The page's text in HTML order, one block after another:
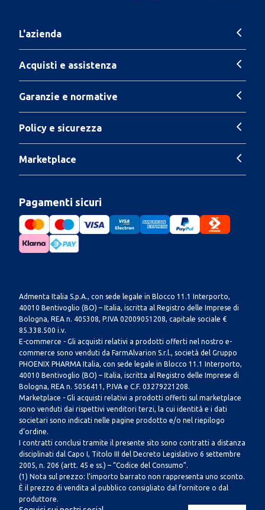
L'azienda
Acquisti e assistenza
Garanzie e normative
Policy e sicurezza
Marketplace
Pagamenti sicuri
Admenta Italia S.p.A., con sede legale in Blocco 11.1 Interporto,
40010 Bentivoglio (BO) – Italia, iscritta al Registro delle Imprese di
Bologna, REA n. 405308, P.IVA 02009051208, capitale sociale €
85.338.500 i.v.
E-commerce - Gli acquisti relativi a prodotti offerti nel nostro e-
commerce sono venduti da FarmAlvarion S.r.l., società del Gruppo
PHOENIX PHARMA Italia, con sede legale in Blocco 11.1 Interporto,
40010 Bentivoglio (BO) – Italia, iscritta al Registro delle Imprese di
Bologna, REA n. 5056411, P.IVA e C.F. 03279221208.
Marketplace - Gli acquisti relativi a prodotti offerti sul marketplace
sono venduti dai rispettivi venditori terzi, la cui identità e i dati
societari sono indicati nelle pagine prodotto e/o nel riepilogo
d’ordine.
I contratti conclusi tramite il presente sito sono contratti a distanza
disciplinati dal Capo I, Titolo III del Decreto Legislativo 6 settembre
2005, n. 206 (artt. 45 e ss.) – “Codice del Consumo”.
(1) Nota sul prezzo: l’importo barrato non rappresenta uno sconto.
È il prezzo di vendita al pubblico consigliato dal fornitore o dal
produttore.